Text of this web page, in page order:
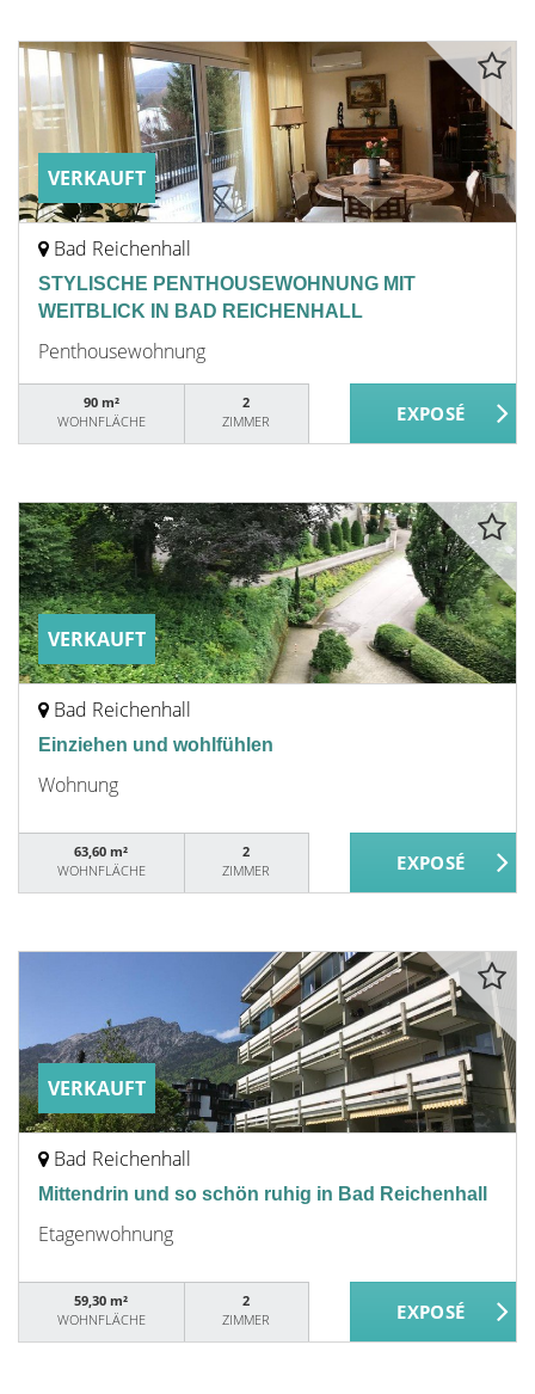
VERKAUFT
Bad Reichenhall
STYLISCHE PENTHOUSEWOHNUNG MIT
WEITBLICK IN BAD REICHENHALL
Penthousewohnung
90 m²
WOHNFLÄCHE
2
ZIMMER
VERKAUFT
Bad Reichenhall
Einziehen und wohlfühlen
Wohnung
63,60 m²
WOHNFLÄCHE
2
ZIMMER
VERKAUFT
Bad Reichenhall
Mittendrin und so schön ruhig in Bad Reichenhall
Etagenwohnung
59,30 m²
WOHNFLÄCHE
2
ZIMMER